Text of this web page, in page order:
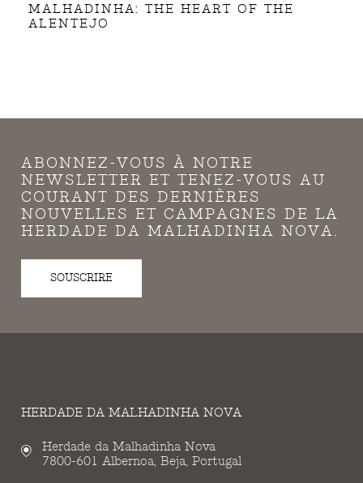
MALHADINHA: THE HEART OF THE
ALENTEJO
ABONNEZ-VOUS À NOTRE
NEWSLETTER ET TENEZ-VOUS AU
COURANT DES DERNIÈRES
NOUVELLES ET CAMPAGNES DE LA
HERDADE DA MALHADINHA NOVA.
SOUSCRIRE
HERDADE DA MALHADINHA NOVA
Herdade da Malhadinha Nova
7800-601 Albernoa, Beja, Portugal